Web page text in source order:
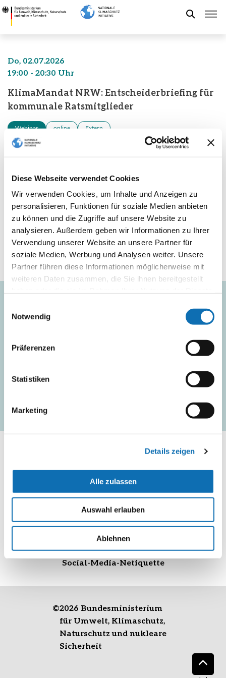
Diese Webseite verwendet Cookies
Wir verwenden Cookies, um Inhalte und Anzeigen zu
personalisieren, Funktionen für soziale Medien anbieten
zu können und die Zugriffe auf unsere Website zu
analysieren. Außerdem geben wir Informationen zu Ihrer
Verwendung unserer Website an unsere Partner für
soziale Medien, Werbung und Analysen weiter. Unsere
Partner führen diese Informationen möglicherweise mit
weiteren Daten zusammen, die Sie ihnen bereitgestellt
Notwendig
Präferenzen
Statistiken
Marketing
Details zeigen
Alle zulassen
Auswahl erlauben
Ablehnen
Direkt
zum
KlimaMandat
NRW:
kommunale
Ratsmitglieder
Bundesministerium
für
Umwelt,
Klimaschutz,
Naturschutz
und
Sicherheit
Förderung der NKI
Kommunaler Klimaschutz
Aktuelles
Leichte Sprache
Do, 02.07.2026
19:00 - 20:30 Uhr
KlimaMandat NRW: Entscheiderbriefing für
kommunale Ratsmitglieder
Webinar online Extern
Wie können Kommunen Klimaschutz wirksam
personellen Ressourcen? Das Entscheiderbriefing von
kommunalen Klimaschutz vermittelt ehrenamtlichen
Ratsmitgliedern einen praxisnahen Einstieg in die
zentralen Handlungsfelder des kommunalen
Klimaschutzes.
Zum Kalender hinzufügen
Abonnieren Sie unsere
Wir informieren Sie regelmäßig über neue
Seminare sowie andere geförderte Projektbeispiele.
Datenschutzerklärung
Cookie-Erklärung
Barrierefreiheit
Social-Media-Netiquette
©2026 Bundesministerium
für Umwelt, Klimaschutz,
Naturschutz und nukleare
Sicherheit